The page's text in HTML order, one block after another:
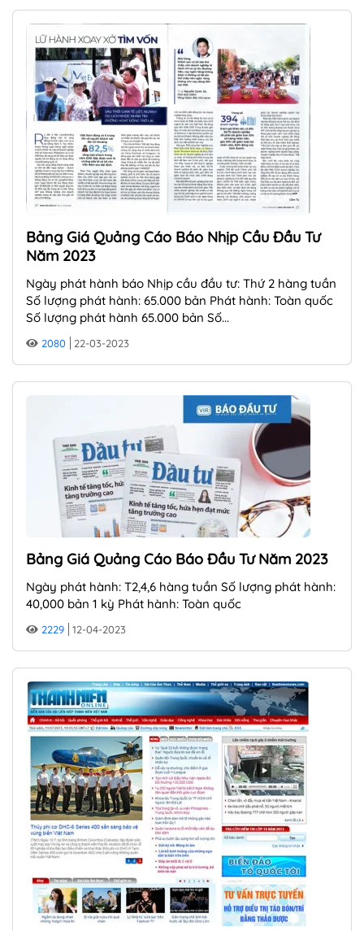
Bảng Giá Quảng Cáo Báo Nhịp Cầu Đầu Tư
Năm 2023
Ngày phát hành báo Nhịp cầu đầu tư: Thứ 2 hàng tuần
Số lượng phát hành: 65.000 bản Phát hành: Toàn quốc
Số lượng phát hành 65.000 bản Số...
2080 22-03-2023
Bảng Giá Quảng Cáo Báo Đầu Tư Năm 2023
Ngày phát hành: T2,4,6 hàng tuần Số lượng phát hành:
40,000 bản 1 kỳ Phát hành: Toàn quốc
2229 12-04-2023